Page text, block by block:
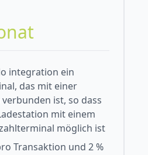
integration ein
das mit einer
ist, so dass
mit einem
möglich ist
Transaktion und 2 %